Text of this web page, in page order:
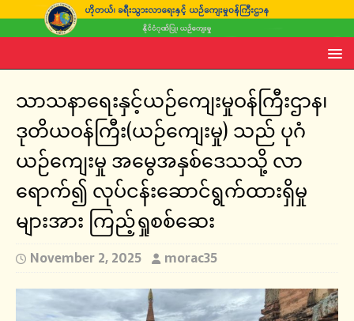
သာသနာရေးနှင့်ယဉ်ကျေးမှုဝန်ကြီးဌာန၊
ဒုတိယဝန်ကြီး(ယဉ်ကျေးမှု) သည် ပုဂံ
ယဉ်ကျေးမှု အမွေအနှစ်ဒေသသို့ လာ
ရောက်၍ လုပ်ငန်းဆောင်ရွက်ထားရှိမှု
များအား ကြည့်ရှုစစ်ဆေး
November 2, 2025 morac35